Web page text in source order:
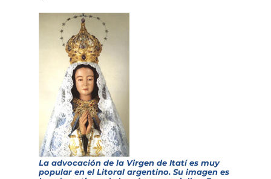
La advocación de la Virgen de Itatí es muy
popular en el Litoral argentino. Su imagen es